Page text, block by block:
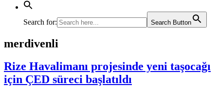
Search for: Search Button
merdivenli
Rize Havalimanı projesinde yeni taşocağı
için ÇED süreci başlatıldı